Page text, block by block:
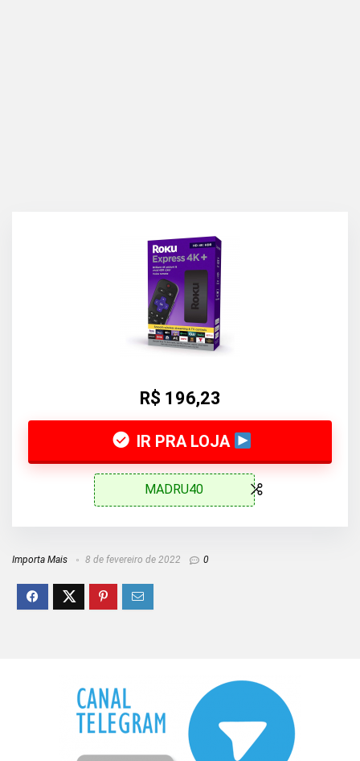
R$ 196,23
IR PRA LOJA
MADRU40
Importa Mais 8 de fevereiro de 2022 0